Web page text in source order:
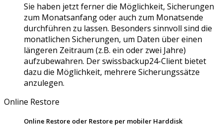
Sie haben jetzt ferner die Möglichkeit, Sicherungen
zum Monatsanfang oder auch zum Monatsende
durchführen zu lassen. Besonders sinnvoll sind die
monatlichen Sicherungen, um Daten über einen
längeren Zeitraum (z.B. ein oder zwei Jahre)
aufzubewahren. Der swissbackup24-Client bietet
dazu die Möglichkeit, mehrere Sicherungssätze
anzulegen.
Online Restore
Online Restore oder Restore per mobiler Harddisk